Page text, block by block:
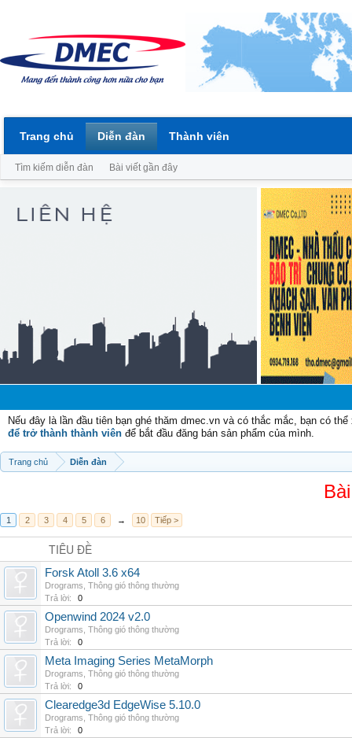
Nếu đây là lần đầu tiên bạn ghé thăm dmec.vn và có thắc mắc, bạn có
để trở thành thành viên để bắt đầu đăng bán sản phẩm của mình.
Trang chủ Diễn đàn
1 2 3 4 5 6 → 10 Tiếp >
TIÊU ĐỀ
Forsk Atoll 3.6 x64
Drograms Thông gió thông thường
Trả lời:
0
Openwind 2024 v2.0
Drograms Thông gió thông thường
Trả lời:
0
Meta Imaging Series MetaMorph
Drograms Thông gió thông thường
Trả lời:
0
Clearedge3d EdgeWise 5.10.0
Drograms Thông gió thông thường
Trả lời:
0
Trang chủ Diễn đàn
Tìm kiếm diễn đàn Bài viết gần đây
Thành viên